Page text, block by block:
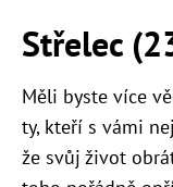
Střelec
Měli byste více
ty, kteří s vámi
že svůj život